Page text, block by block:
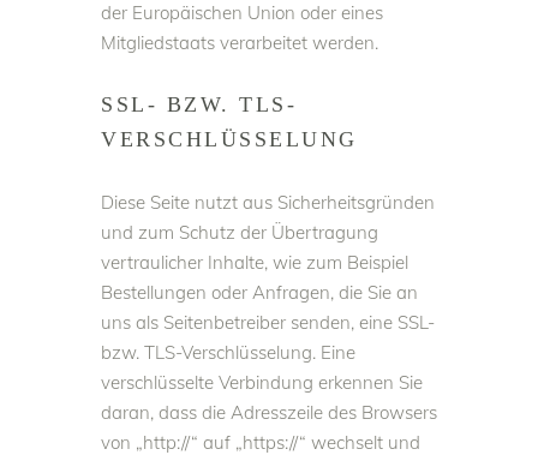
der Europäischen Union oder eines
Mitgliedstaats verarbeitet werden.
SSL- BZW. TLS-
VERSCHLÜSSELUNG
Diese Seite nutzt aus Sicherheitsgründen
und zum Schutz der Übertragung
vertraulicher Inhalte, wie zum Beispiel
Bestellungen oder Anfragen, die Sie an
uns als Seitenbetreiber senden, eine SSL-
bzw. TLS-Verschlüsselung. Eine
verschlüsselte Verbindung erkennen Sie
daran, dass die Adresszeile des Browsers
von „http://“ auf „https://“ wechselt und